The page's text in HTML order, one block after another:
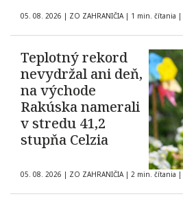
05. 08. 2026 | ZO ZAHRANIČIA | 1 min. čítania |
Teplotný rekord
nevydržal ani deň,
na východe
Rakúska namerali
v stredu 41,2
stupňa Celzia
05. 08. 2026 | ZO ZAHRANIČIA | 2 min. čítania |